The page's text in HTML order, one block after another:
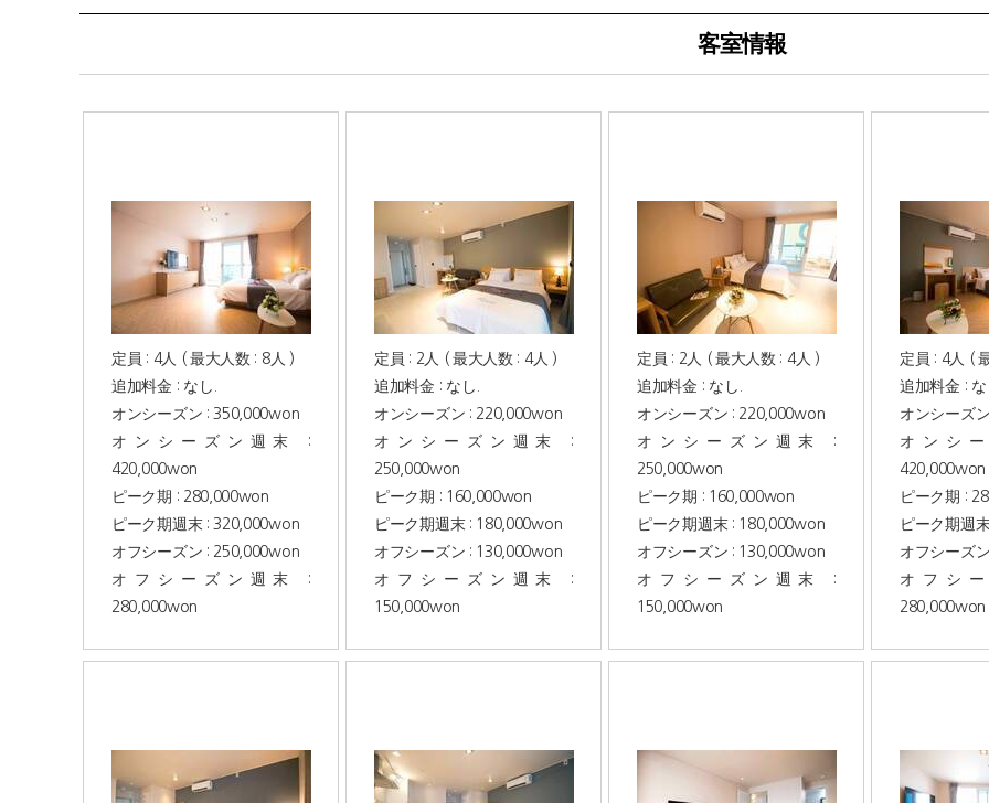
客室情報
定員 : 4人 ( 最大人数 : 8人 )
追加料金 : なし.
オンシーズン : 350,000won
オンシーズン週末 :
420,000won
ピーク期 : 280,000won
ピーク期週末 : 320,000won
オフシーズン : 250,000won
オフシーズン週末 :
280,000won
定員 : 2人 ( 最大人数 : 4人 )
追加料金 : なし.
オンシーズン : 220,000won
オンシーズン週末 :
250,000won
ピーク期 : 160,000won
ピーク期週末 : 180,000won
オフシーズン : 130,000won
オフシーズン週末 :
150,000won
定員 : 2人 ( 最大人数 : 4人 )
追加料金 : なし.
オンシーズン : 220,000won
オンシーズン週末 :
250,000won
ピーク期 : 160,000won
ピーク期週末 : 180,000won
オフシーズン : 130,000won
オフシーズン週末 :
150,000won
定員 : 4人 (
追加料金 : な
オンシーズ
オンシ
420,000won
ピーク期 :
ピーク期週
オフシーズ
オフシ
280,000won